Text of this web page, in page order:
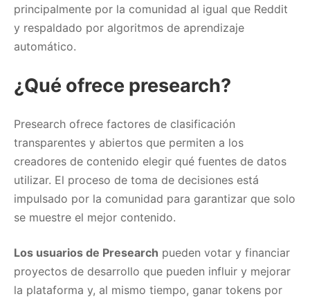
principalmente por la comunidad al igual que Reddit
y respaldado por algoritmos de aprendizaje
automático.
¿Qué ofrece presearch?
Presearch ofrece factores de clasificación
transparentes y abiertos que permiten a los
creadores de contenido elegir qué fuentes de datos
utilizar. El proceso de toma de decisiones está
impulsado por la comunidad para garantizar que solo
se muestre el mejor contenido.
Los usuarios de Presearch pueden votar y financiar
proyectos de desarrollo que pueden influir y mejorar
la plataforma y, al mismo tiempo, ganar tokens por